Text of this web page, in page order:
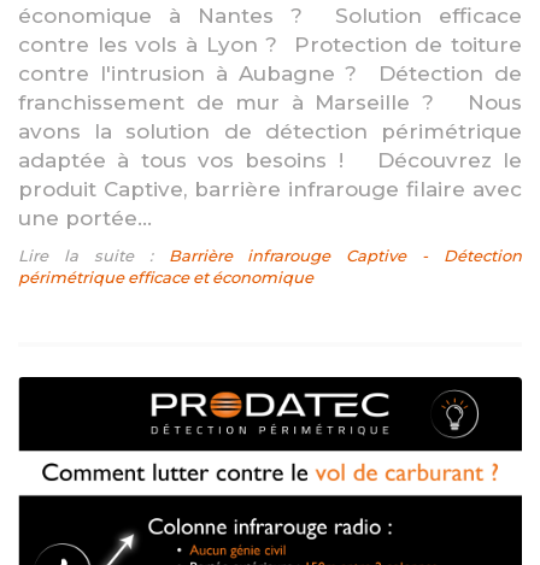
économique à Nantes ? Solution efficace
contre les vols à Lyon ? Protection de toiture
contre l'intrusion à Aubagne ? Détection de
franchissement de mur à Marseille ? Nous
avons la solution de détection périmétrique
adaptée à tous vos besoins ! Découvrez le
produit Captive, barrière infrarouge filaire avec
une portée...
Lire la suite : Barrière infrarouge Captive - Détection
périmétrique efficace et économique